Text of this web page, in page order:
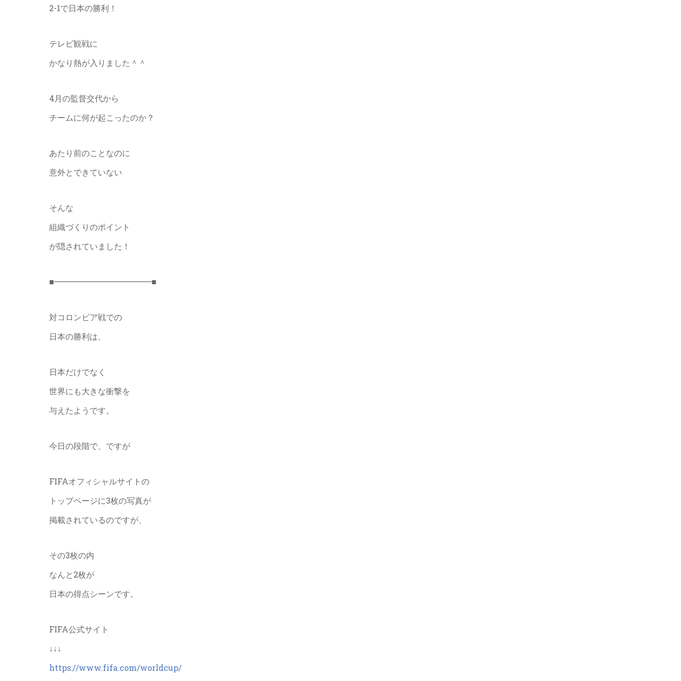
2-1で日本の勝利！
テレビ観戦に
かなり熱が入りました＾＾
4月の監督交代から
チームに何が起こったのか？
あたり前のことなのに
意外とできていない
そんな
組織づくりのポイント
が隠されていました！
■━━━━━━━━━━━━■
対コロンビア戦での
日本の勝利は、
日本だけでなく
世界にも大きな衝撃を
与えたようです。
今日の段階で、ですが
FIFAオフィシャルサイトの
トップページに3枚の写真が
掲載されているのですが、
その3枚の内
なんと2枚が
日本の得点シーンです。
FIFA公式サイト
↓↓↓
https://www.fifa.com/worldcup/